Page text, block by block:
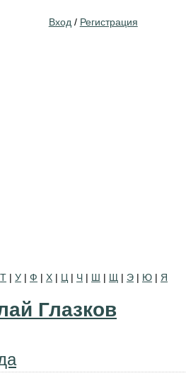
Вход / Регистрация
Т | У | Ф | Х | Ц | Ч | Ш | Щ | Э | Ю | Я
Глазков